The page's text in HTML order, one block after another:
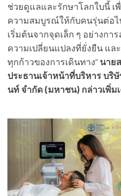
ช่วยดูแลและรักษาโลกใบนี้ เ
ความสมบูรณ์ให้กับคนรุ่นต่อไ
เริ่มต้นจากจุดเล็ก ๆ อย่างกา
ความเปลี่ยนแปลงที่ยั่งยืน แล
ทุกก้าวของการเดินทาง” นาย
ประธานเจ้าหน้าที่บริหาร บริ
นท์ จำกัด (มหาชน) กล่าวเพิ่ม